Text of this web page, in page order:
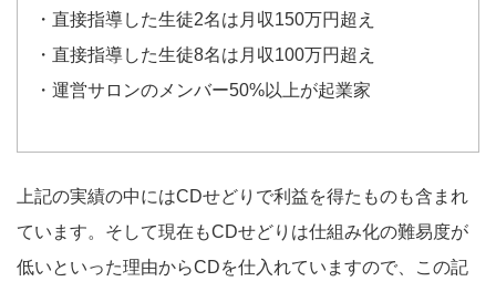
・直接指導した生徒2名は月収150万円超え
・直接指導した生徒8名は月収100万円超え
・運営サロンのメンバー50%以上が起業家
上記の実績の中にはCDせどりで利益を得たものも含まれ
ています。そして現在もCDせどりは仕組み化の難易度が
低いといった理由からCDを仕入れていますので、この記